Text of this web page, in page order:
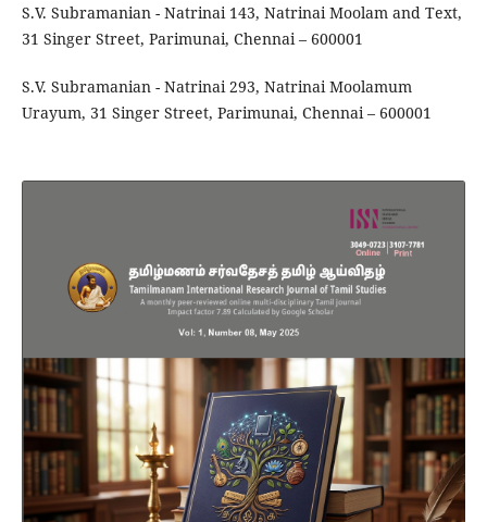
S.V. Subramanian - Natrinai 143, Natrinai Moolam and Text,
31 Singer Street, Parimunai, Chennai – 600001
S.V. Subramanian - Natrinai 293, Natrinai Moolamum
Urayum, 31 Singer Street, Parimunai, Chennai – 600001